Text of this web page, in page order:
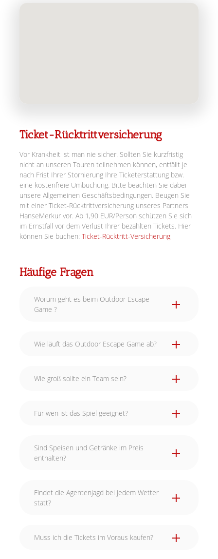
Ticket-Rücktrittversicherung
Vor Krankheit ist man nie sicher. Sollten Sie kurzfristig
nicht an unseren Touren teilnehmen können, entfällt je
nach Frist Ihrer Stornierung Ihre Ticketerstattung bzw.
eine kostenfreie Umbuchung. Bitte beachten Sie dabei
unsere Allgemeinen Geschäftsbedingungen. Beugen Sie
mit einer Ticket-Rücktrittversicherung unseres Partners
HanseMerkur vor. Ab 1,90 EUR/Person schützen Sie sich
im Ernstfall vor dem Verlust Ihrer bezahlten Tickets. Hier
können Sie buchen: Ticket-Rücktritt-Versicherung
Häufige Fragen
Worum geht es beim Outdoor Escape
Game ?
Wie läuft das Outdoor Escape Game ab?
Wie groß sollte ein Team sein?
Für wen ist das Spiel geeignet?
Sind Speisen und Getränke im Preis
enthalten?
Findet die Agentenjagd bei jedem Wetter
statt?
Muss ich die Tickets im Voraus kaufen?